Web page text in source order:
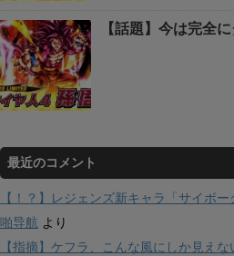
【話題】今は完全
最近のコメント
【！？】レジェンズ新キャラ「サイボ
啪导航 より
【指摘】ケフラ、こんな風にしか見え